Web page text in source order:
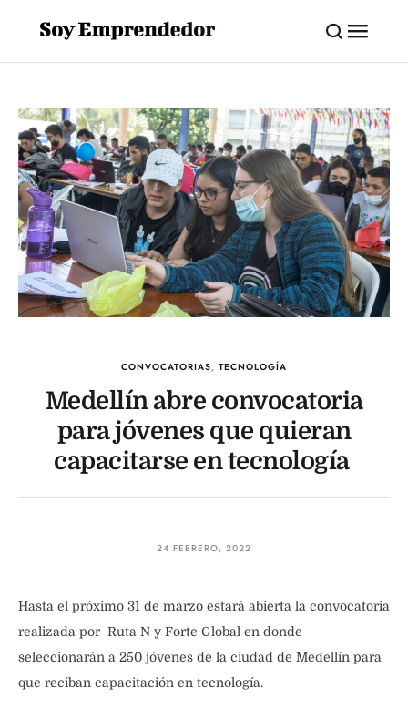
CONVOCATORIAS, TECNOLOGÍA
Medellín abre convocatoria
para jóvenes que quieran
capacitarse en tecnología
24 FEBRERO, 2022
Hasta el próximo 31 de marzo estará abierta la convocatoria
realizada por Ruta N y Forte Global en donde
seleccionarán a 250 jóvenes de la ciudad de Medellín para
que reciban capacitación en tecnología.